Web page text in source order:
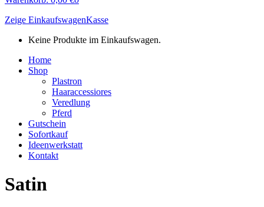
Zeige EinkaufswagenKasse
Keine Produkte im Einkaufswagen.
Home
Shop
Plastron
Haaraccessiores
Veredlung
Pferd
Gutschein
Sofortkauf
Ideenwerkstatt
Kontakt
Satin